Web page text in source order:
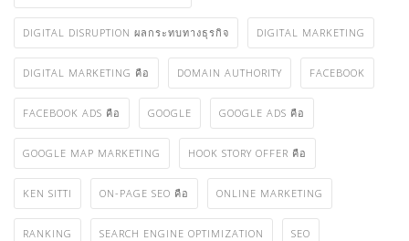
DIGITAL DISRUPTION ผลกระทบทางธุรกิจ DIGITAL MARKETING
DIGITAL MARKETING คือ DOMAIN AUTHORITY FACEBOOK
FACEBOOK ADS คือ GOOGLE GOOGLE ADS คือ
GOOGLE MAP MARKETING HOOK STORY OFFER คือ
KEN SITTI ON-PAGE SEO คือ ONLINE MARKETING
RANKING SEARCH ENGINE OPTIMIZATION SEO